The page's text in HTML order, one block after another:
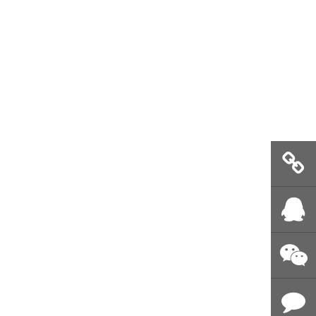
即时推送
留言
QQ客服
微信公众